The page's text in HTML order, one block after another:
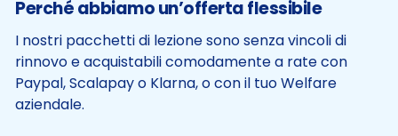
Perché abbiamo un’offerta flessibile
I nostri pacchetti di lezione sono senza vincoli di
rinnovo e acquistabili comodamente a rate con
Paypal, Scalapay o Klarna, o con il tuo Welfare
aziendale.